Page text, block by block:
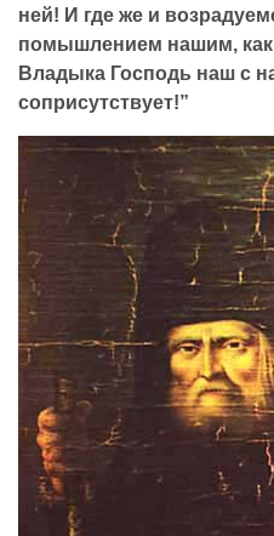
ней! И где же и
помышлением нашим, как
Владыка Господь наш с
соприсутствует!”